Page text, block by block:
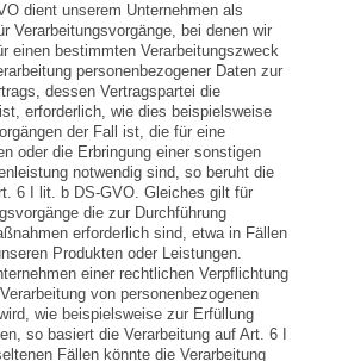
dient unserem Unternehmen als
Verarbeitungsvorgänge, bei denen wir
einen bestimmten Verarbeitungszweck
personenbezogener Daten zur
dessen Vertragspartei die
erforderlich, wie dies beispielsweise
der Fall ist, die für eine
oder die Erbringung einer sonstigen
notwendig sind, so beruht die
6 I lit. b DS-GVO. Gleiches gilt für
die zur Durchführung
erforderlich sind, etwa in Fällen
Produkten oder Leistungen.
einer rechtlichen Verpflichtung
von personenbezogenen
wie beispielsweise zur Erfüllung
so basiert die Verarbeitung auf Art. 6 I
Fällen könnte die Verarbeitung